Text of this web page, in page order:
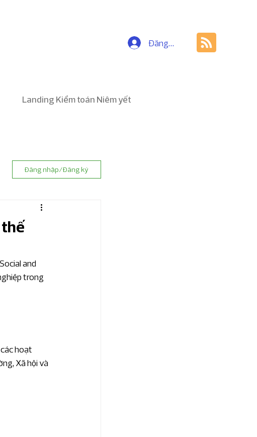
Đăng nhập
Landing Kiểm toán Niêm yết
Đăng nhập/Đăng ký
thế
and
trong
hoạt
Xã hội và